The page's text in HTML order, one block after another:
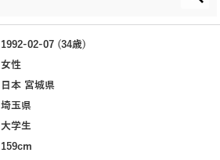
1992-02-07 (34歳)
女性
日本 宮城県
埼玉県
大学生
159cm